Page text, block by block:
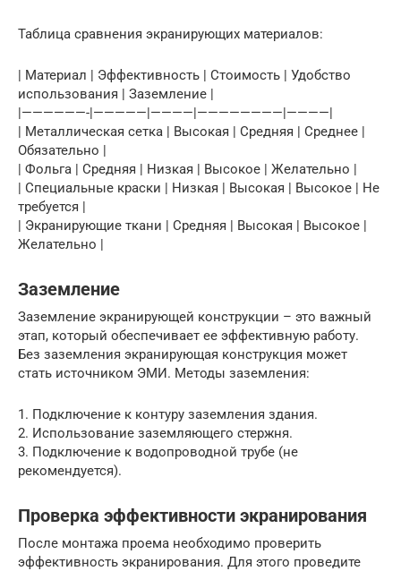
Таблица сравнения экранирующих материалов:
| Материал | Эффективность | Стоимость | Удобство
использования | Заземление |
|——————-|—————|————|————————|————|
| Металлическая сетка | Высокая | Средняя | Среднее |
Обязательно |
| Фольга | Средняя | Низкая | Высокое | Желательно |
| Специальные краски | Низкая | Высокая | Высокое | Не
требуется |
| Экранирующие ткани | Средняя | Высокая | Высокое |
Желательно |
Заземление
Заземление экранирующей конструкции – это важный
этап, который обеспечивает ее эффективную работу.
Без заземления экранирующая конструкция может
стать источником ЭМИ. Методы заземления:
1. Подключение к контуру заземления здания.
2. Использование заземляющего стержня.
3. Подключение к водопроводной трубе (не
рекомендуется).
Проверка эффективности экранирования
После монтажа проема необходимо проверить
эффективность экранирования. Для этого проведите